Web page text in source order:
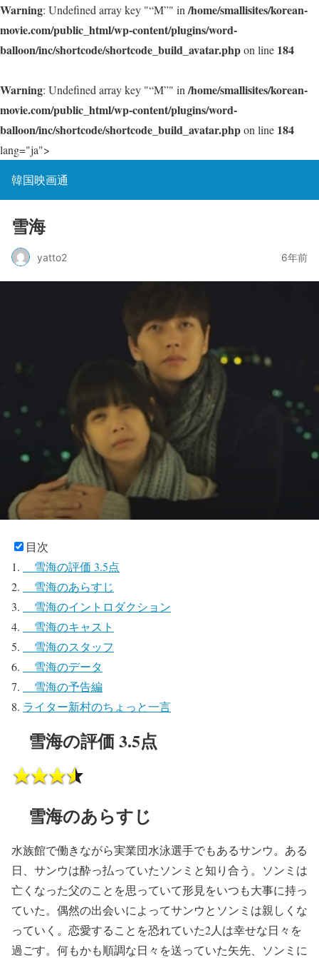
Warning: Undefined array key "“M”" in /home/smallisites/korean-
movie.com/public_html/wp-content/plugins/word-
balloon/inc/shortcode/shortcode_build_avatar.phpon line 184
Warning: Undefined array key "“M”" in /home/smallisites/korean-
movie.com/public_html/wp-content/plugins/word-
balloon/inc/shortcode/shortcode_build_avatar.phpon line 184
lang="ja">
韓国映画通
雪海
yatto2 6年前
目次
雪海の評価 3.5点
雪海のあらすじ
雪海のイントロダクション
雪海のキャスト
雪海のスタッフ
雪海のデータ
雪海の予告編
ライター新村のちょっと一言
雪海の評価 3.5点
雪海のあらすじ
水族館で働きながら実業団水泳選手でもあるサンウ。ある
日、サンウは酔っ払っていたソンミと知り合う。ソンミは
亡くなった父のことを思っていて形見をいつも大事に持っ
ていた。偶然の出会いによってサンウとソンミは親しくな
っていく。恋愛することを恐れていた2人は幸せな日々を
過ごす。何もかも順調な日々を送っていた矢先、ソンミに